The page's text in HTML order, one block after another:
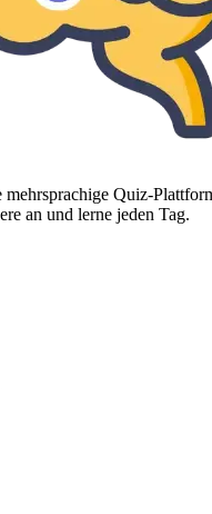
Quiz-
an und lerne jeden Tag.